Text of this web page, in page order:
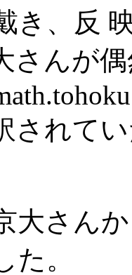
き、反
さんが
されて
大さん
た。